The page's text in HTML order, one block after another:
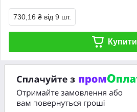
730,16 ₴ від 9 шт.
Купити